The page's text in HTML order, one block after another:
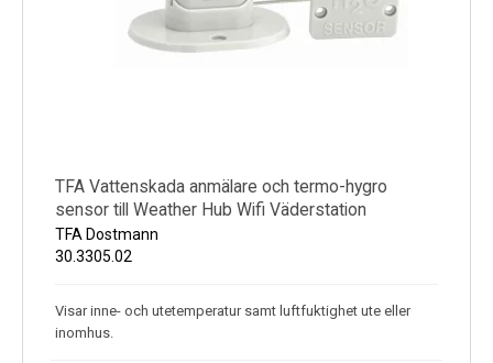
TFA Vattenskada anmälare och termo-hygro
sensor till Weather Hub Wifi Väderstation
TFA Dostmann
30.3305.02
Visar inne- och utetemperatur samt luftfuktighet ute eller
inomhus.